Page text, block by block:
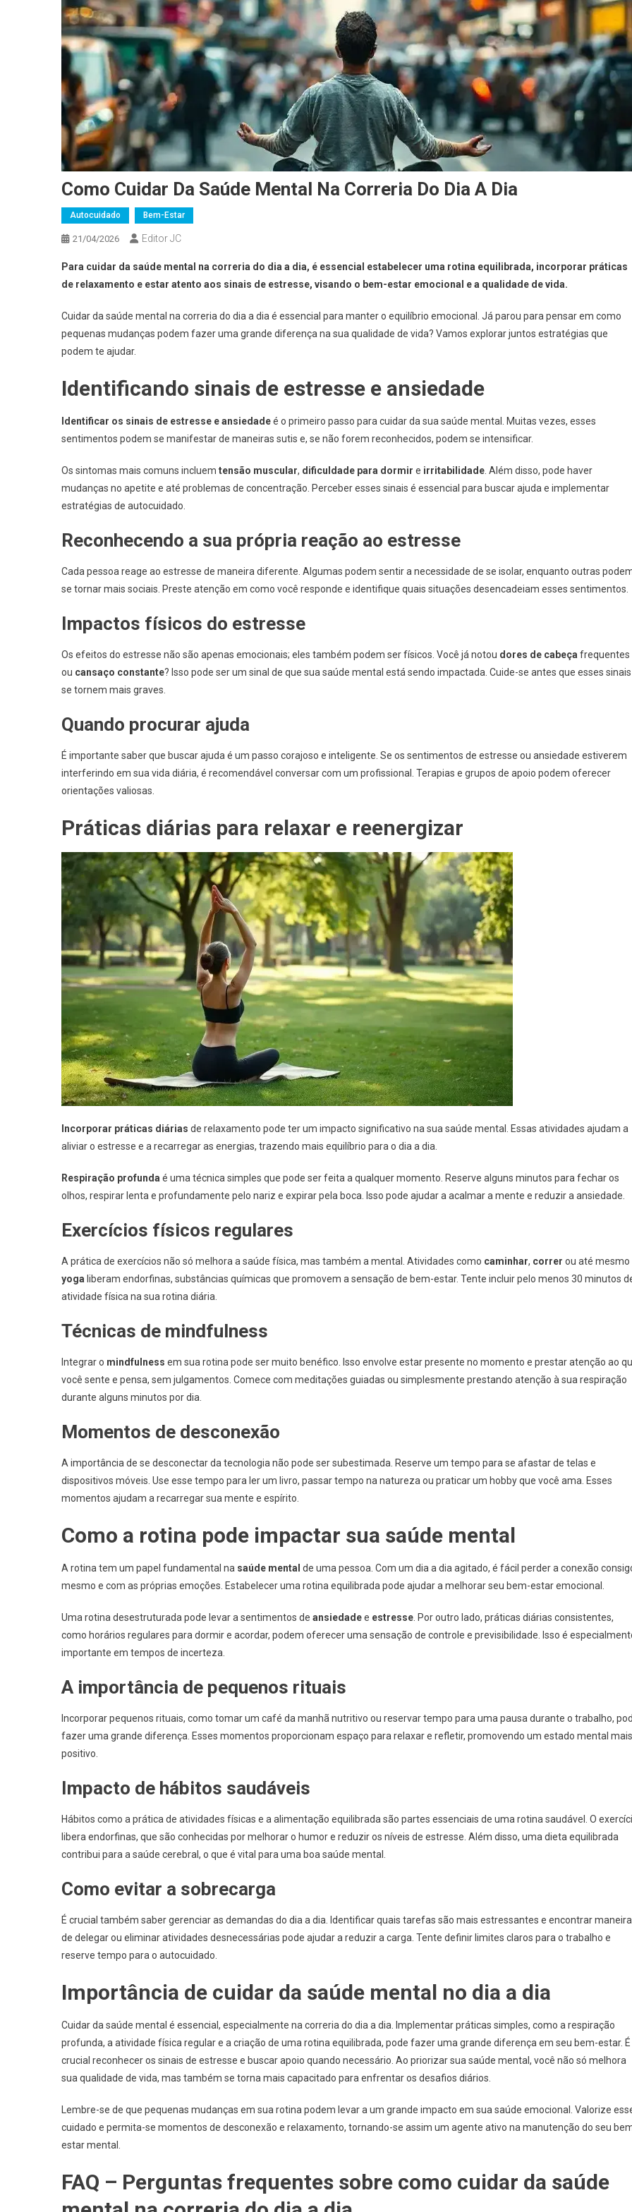
Como Cuidar Da Saúde Mental Na Correria Do Dia A Dia
Autocuidado Bem-Estar
21/04/2026 Editor JC
Para cuidar da saúde mental na correria do dia a dia, é essencial estabelecer uma rotina equilibrada, incorporar práticas
de relaxamento e estar atento aos sinais de estresse, visando o bem-estar emocional e a qualidade de vida.
Cuidar da saúde mental na correria do dia a dia é essencial para manter o equilíbrio emocional. Já parou para pensar em como
pequenas mudanças podem fazer uma grande diferença na sua qualidade de vida? Vamos explorar juntos estratégias que
podem te ajudar.
Identificando sinais de estresse e ansiedade
Identificar os sinais de estresse e ansiedadeé o primeiro passo para cuidar da sua saúde mental. Muitas vezes, esses
sentimentos podem se manifestar de maneiras sutis e, se não forem reconhecidos, podem se intensificar.
Os sintomas mais comuns incluem tensão muscular, dificuldade para dormir e irritabilidade . Além disso, pode haver
mudanças no apetite e até problemas de concentração. Perceber esses sinais é essencial para buscar ajuda e implementar
estratégias de autocuidado.
Reconhecendo a sua própria reação ao estresse
Cada pessoa reage ao estresse de maneira diferente. Algumas podem sentir a necessidade de se isolar, enquanto outras
se tornar mais sociais. Preste atenção em como você responde e identifique quais situações desencadeiam esses sentimentos.
Impactos físicos do estresse
Os efeitos do estresse não são apenas emocionais; eles também podem ser físicos. Você já notou dores de cabeça frequentes
ou cansaço constante? Isso pode ser um sinal de que sua saúde mental está sendo impactada. Cuide-se antes que esses sinais
se tornem mais graves.
Quando procurar ajuda
É importante saber que buscar ajuda é um passo corajoso e inteligente. Se os sentimentos de estresse ou ansiedade estiverem
interferindo em sua vida diária, é recomendável conversar com um profissional. Terapias e grupos de apoio podem oferecer
orientações valiosas.
Práticas diárias para relaxar e reenergizar
Incorporar práticas diárias de relaxamento pode ter um impacto significativo na sua saúde mental. Essas atividades ajudam a
aliviar o estresse e a recarregar as energias, trazendo mais equilíbrio para o dia a dia.
Respiração profunda é uma técnica simples que pode ser feita a qualquer momento. Reserve alguns minutos para fechar os
olhos, respirar lenta e profundamente pelo nariz e expirar pela boca. Isso pode ajudar a acalmar a mente e reduzir a ansiedade.
Exercícios físicos regulares
A prática de exercícios não só melhora a saúde física, mas também a mental. Atividades como caminhar, correr ou até mesmo
yoga liberam endorfinas, substâncias químicas que promovem a sensação de bem-estar. Tente incluir pelo menos 30 minutos
atividade física na sua rotina diária.
Técnicas de mindfulness
Integrar o mindfulness em sua rotina pode ser muito benéfico. Isso envolve estar presente no momento e prestar atenção ao
você sente e pensa, sem julgamentos. Comece com meditações guiadas ou simplesmente prestando atenção à sua respiração
durante alguns minutos por dia.
Momentos de desconexão
A importância de se desconectar da tecnologia não pode ser subestimada. Reserve um tempo para se afastar de telas e
dispositivos móveis. Use esse tempo para ler um livro, passar tempo na natureza ou praticar um hobby que você ama. Esses
momentos ajudam a recarregar sua mente e espírito.
Como a rotina pode impactar sua saúde mental
A rotina tem um papel fundamental na saúde mental de uma pessoa. Com um dia a dia agitado, é fácil perder a conexão
mesmo e com as próprias emoções. Estabelecer uma rotina equilibrada pode ajudar a melhorar seu bem-estar emocional.
Uma rotina desestruturada pode levar a sentimentos de ansiedadee estresse . Por outro lado, práticas diárias consistentes,
como horários regulares para dormir e acordar, podem oferecer uma sensação de controle e previsibilidade. Isso é
importante em tempos de incerteza.
A importância de pequenos rituais
Incorporar pequenos rituais, como tomar um café da manhã nutritivo ou reservar tempo para uma pausa durante o trabalho,
fazer uma grande diferença. Esses momentos proporcionam espaço para relaxar e refletir, promovendo um estado mental mais
positivo.
Impacto de hábitos saudáveis
Hábitos como a prática de atividades físicas e a alimentação equilibrada são partes essenciais de uma rotina saudável. O
libera endorfinas, que são conhecidas por melhorar o humor e reduzir os níveis de estresse. Além disso, uma dieta equilibrada
contribui para a saúde cerebral, o que é vital para uma boa saúde mental.
Como evitar a sobrecarga
É crucial também saber gerenciar as demandas do dia a dia. Identificar quais tarefas são mais estressantes e encontrar
de delegar ou eliminar atividades desnecessárias pode ajudar a reduzir a carga. Tente definir limites claros para o trabalho e
reserve tempo para o autocuidado.
Importância de cuidar da saúde mental no dia a dia
Cuidar da saúde mental é essencial, especialmente na correria do dia a dia. Implementar práticas simples, como a respiração
profunda, a atividade física regular e a criação de uma rotina equilibrada, pode fazer uma grande diferença em seu bem-estar. É
crucial reconhecer os sinais de estresse e buscar apoio quando necessário. Ao priorizar sua saúde mental, você não só melhora
sua qualidade de vida, mas também se torna mais capacitado para enfrentar os desafios diários.
Lembre-se de que pequenas mudanças em sua rotina podem levar a um grande impacto em sua saúde emocional. Valorize
cuidado e permita-se momentos de desconexão e relaxamento, tornando-se assim um agente ativo na manutenção do seu
estar mental.
FAQ – Perguntas frequentes sobre como cuidar da saúde